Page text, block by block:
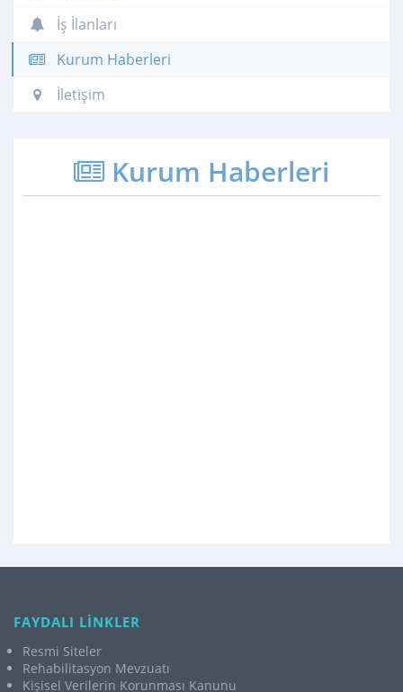
İş İlanları
Kurum Haberleri
İletişim
Kurum Haberleri
FAYDALI LİNKLER
Resmi Siteler
Rehabilitasyon Mevzuatı
Kişisel Verilerin Korunması Kanunu